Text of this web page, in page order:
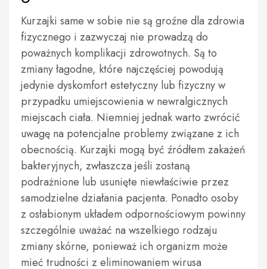
Kurzajki same w sobie nie są groźne dla zdrowia
fizycznego i zazwyczaj nie prowadzą do
poważnych komplikacji zdrowotnych. Są to
zmiany łagodne, które najczęściej powodują
jedynie dyskomfort estetyczny lub fizyczny w
przypadku umiejscowienia w newralgicznych
miejscach ciała. Niemniej jednak warto zwrócić
uwagę na potencjalne problemy związane z ich
obecnością. Kurzajki mogą być źródłem zakażeń
bakteryjnych, zwłaszcza jeśli zostaną
podrażnione lub usunięte niewłaściwie przez
samodzielne działania pacjenta. Ponadto osoby
z osłabionym układem odpornościowym powinny
szczególnie uważać na wszelkiego rodzaju
zmiany skórne, ponieważ ich organizm może
mieć trudności z eliminowaniem wirusa